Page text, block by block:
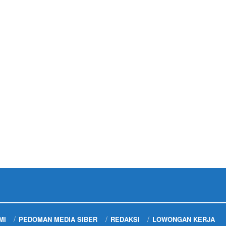
PEDOMAN MEDIA SIBER REDAKSI LOWONGAN KERJA